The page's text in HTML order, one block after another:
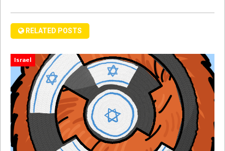
RELATED POSTS
Israel